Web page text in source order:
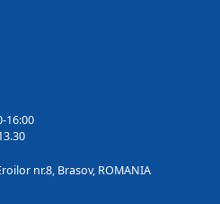
16:00
nr.8, Brasov, ROMANIA